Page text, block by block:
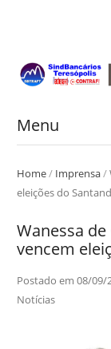
Menu
Home/ Imprensa/
eleições do
Wanessa
vencem
Postado em 08/09/
Notícias